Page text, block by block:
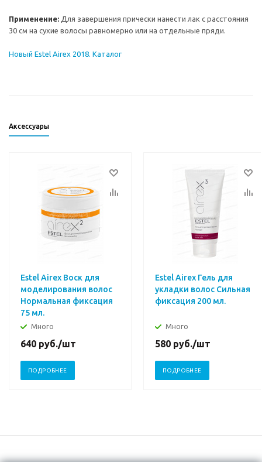
Применение: Для завершения прически нанести лак с расстояния
30 см на сухие волосы равномерно или на отдельные пряди.
Новый Estel Airex 2018. Каталог
Аксессуары
Estel Airex Воск для
моделирования волос
Нормальная фиксация
75 мл.
Много
640 руб./шт
ПОДРОБНЕЕ
Estel Airex Гель для
укладки волос Сильная
фиксация 200 мл.
Много
580 руб./шт
ПОДРОБНЕЕ